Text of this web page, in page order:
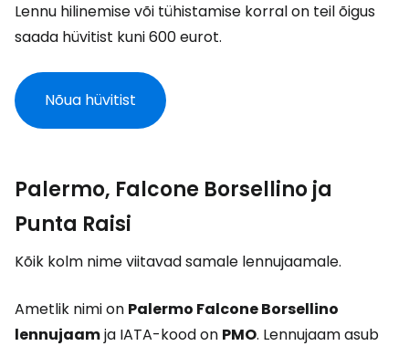
Lennu hilinemise või tühistamise korral on teil õigus
saada hüvitist kuni 600 eurot.
Nõua hüvitist
Palermo, Falcone Borsellino ja
Punta Raisi
Kõik kolm nime viitavad samale lennujaamale.
Ametlik nimi on Palermo Falcone Borsellino
lennujaamja IATA-kood on PMO. Lennujaam asub